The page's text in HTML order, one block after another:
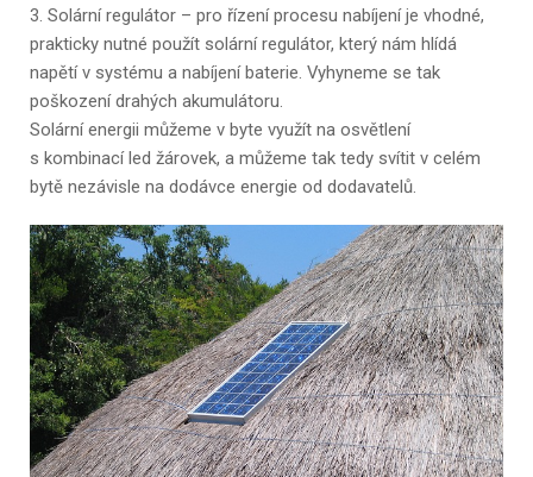
3. Solární regulátor – pro řízení procesu nabíjení je vhodné,
prakticky nutné použít solární regulátor, který nám hlídá
napětí v systému a nabíjení baterie. Vyhyneme se tak
poškození drahých akumulátoru.
Solární energii můžeme v byte využít na osvětlení
s kombinací led žárovek, a můžeme tak tedy svítit v celém
bytě nezávisle na dodávce energie od dodavatelů.